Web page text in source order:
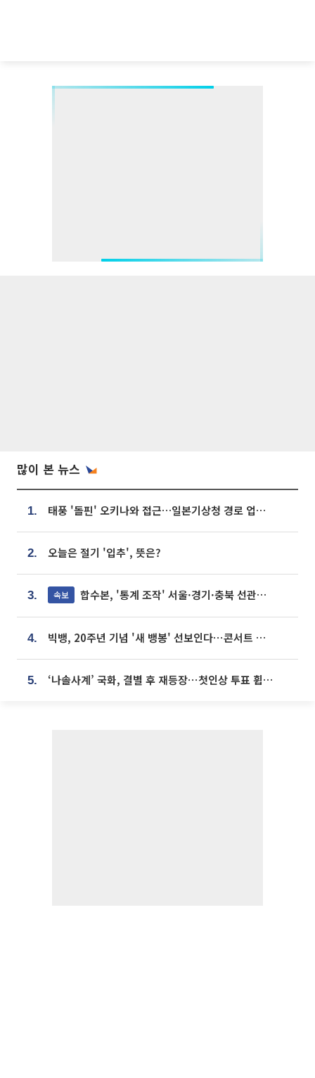
많이 본 뉴스
1. 태풍 '돌핀' 오키나와 접근…일본기상청 경로 업데이트
2. 오늘은 절기 '입추', 뜻은?
3. 속보 합수본, '통계 조작' 서울·경기·충북 선관위 등 추가 압수수색
4. 빅뱅, 20주년 기념 '새 뱅봉' 선보인다⋯콘서트 앞두고 팝업 개최
5. ‘나솔사계’ 국화, 결별 후 재등장⋯첫인상 투표 휩쓸고 ‘인기녀’ 등극